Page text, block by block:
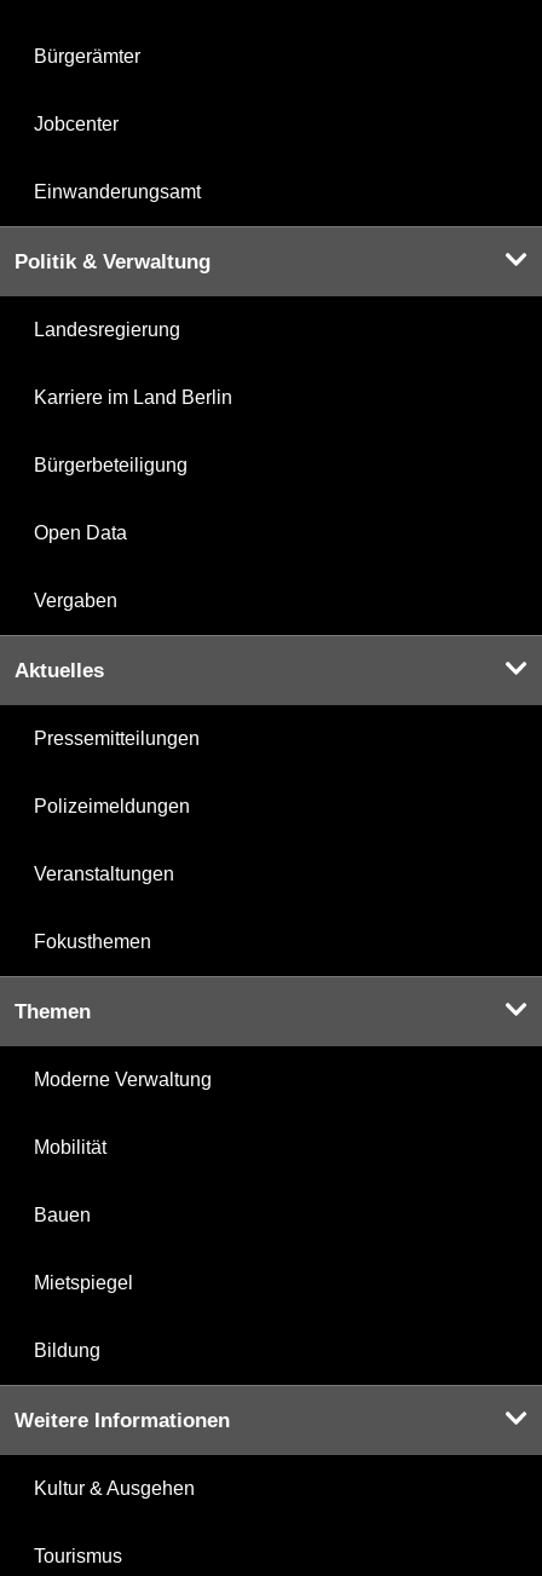
Bürgerämter
Jobcenter
Einwanderungsamt
Politik & Verwaltung
Landesregierung
Karriere im Land Berlin
Bürgerbeteiligung
Open Data
Vergaben
Aktuelles
Pressemitteilungen
Polizeimeldungen
Veranstaltungen
Fokusthemen
Themen
Moderne Verwaltung
Mobilität
Bauen
Mietspiegel
Bildung
Weitere Informationen
Kultur & Ausgehen
Tourismus